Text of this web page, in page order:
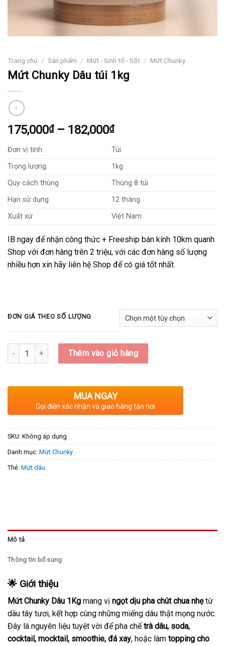
Trang chủ / Sản phẩm / Mứt - Sinh tố - Sốt / Mứt Chunky
Mứt Chunky Dâu túi 1kg
175,000₫ – 182,000₫Khoảng
từ
175,000₫
đến
182,000₫
Đơn vị tính
Túi
Trọng lượng
1kg
Quy cách thùng
Thùng 8 túi
Hạn sử dụng
12 tháng
Xuất xứ
Việt Nam
IB ngay để nhận công thức + Freeship bán kính 10km quanh
Shop với đơn hàng trên 2 triệu, với các đơn hàng số lượng
nhiều hơn xin hãy liên hệ Shop để có giá tốt nhất.
ĐƠN GIÁ THEO SỐ LƯỢNG
Số lượng Thêm vào giỏ hàng
MUA NGAY
Gọi điện xác nhận và giao hàng tận nơi
SKU: Không áp dụng
Danh mục: Mứt Chunky
Thẻ: Mứt dâu
Mô tả
Thông tin bổ sung
🌟 Giới thiệu
Mứt Chunky Dâu 1Kg mang vị ngọt dịu pha chút chua nhẹtừ
dâu tây tươi, kết hợp cùng những miếng dâu thật mọng nước.
Đây là nguyên liệu tuyệt vời để pha chếtrà dâu, soda,
cocktail, mocktail, smoothie, đá xay, hoặc làm topping cho